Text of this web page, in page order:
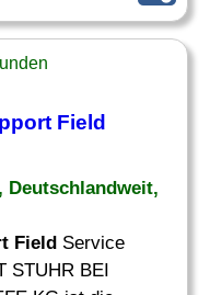
Field
Deutschlandweit,
Field Service
STUHR BEI